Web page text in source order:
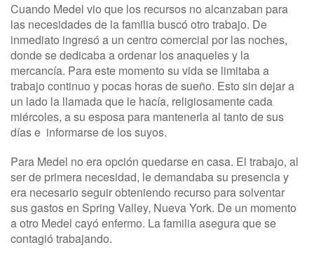
Cuando Medel vio que los recursos no alcanzaban para
las necesidades de la familia buscó otro trabajo. De
inmediato ingresó a un centro comercial por las noches,
donde se dedicaba a ordenar los anaqueles y la
mercancía. Para este momento su vida se limitaba a
trabajo continuo y pocas horas de sueño. Esto sin dejar a
un lado la llamada que le hacía, religiosamente cada
miércoles, a su esposa para mantenerla al tanto de sus
días e informarse de los suyos.
Para Medel no era opción quedarse en casa. El trabajo, al
ser de primera necesidad, le demandaba su presencia y
era necesario seguir obteniendo recurso para solventar
sus gastos en Spring Valley, Nueva York. De un momento
a otro Medel cayó enfermo. La familia asegura que se
contagió trabajando.